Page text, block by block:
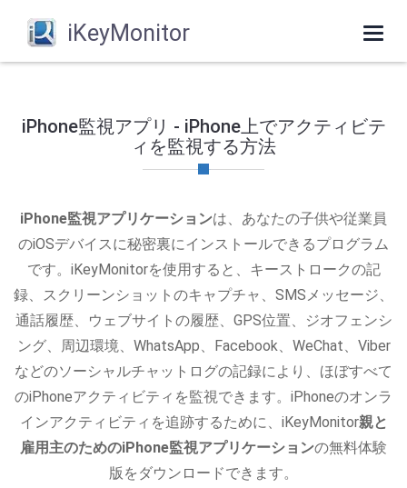
iKeyMonitor
iPhone監視アプリ - iPhone上でアクティビテ
ィを監視する方法
iPhone監視アプリケーションは、あなたの子供や従業員
のiOSデバイスに秘密裏にインストールできるプログラム
です。iKeyMonitorを使用すると、キーストロークの記
録、スクリーンショットのキャプチャ、SMSメッセージ、
通話履歴、ウェブサイトの履歴、GPS位置、ジオフェンシ
ング、周辺環境、WhatsApp、Facebook、WeChat、Viber
などのソーシャルチャットログの記録により、ほぼすべて
のiPhoneアクティビティを監視できます。iPhoneのオンラ
インアクティビティを追跡するために、iKeyMonitor親と
雇用主のためのiPhone監視アプリケーションの無料体験
版をダウンロードできます。